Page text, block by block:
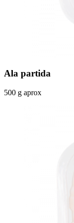
Ala partida
500 g aprox